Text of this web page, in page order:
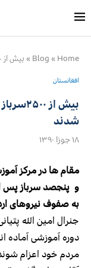
Home
»
Blog
» بیش از ۲۵۰۰سرباز از مرکز آموزشی نظامی کابل فارغ شدند
افغانستان
بیش از
شدند
۱۸ جوزا ۱۳۹۰
مقام ها در مرکز
و پنجصد سرباز پس
به صفوف نیروهای
جنرال امین الله
دوره آموزشی آماده
مردم خود اعزام